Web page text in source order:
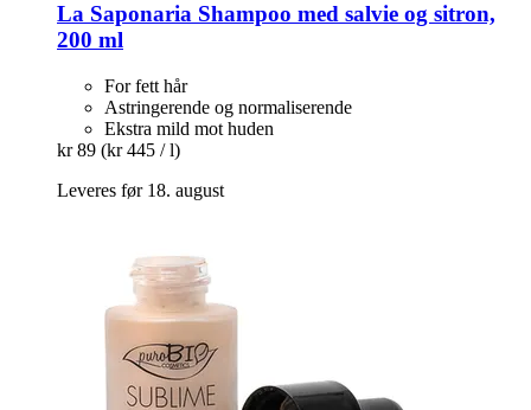
La Saponaria Shampoo med salvie og sitron,
200 ml
For fett hår
Astringerende og normaliserende
Ekstra mild mot huden
kr 89 (kr 445 / l)
Leveres før 18. august